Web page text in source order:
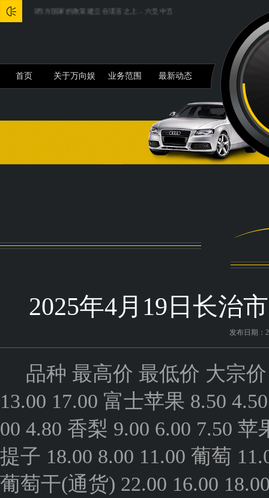
美和西方国家的政策建立在谎言之上... 六爻中五行生灭十二宫详解... iPhone16e
首页 关于万向娱 业务范围 最新动态
2025年4月19日长治
发布日期：
品种 最高价 最低价 大宗价
13.00 17.00 富士苹果 8.50
00 4.80 香梨 9.00 6.00 7.50 苹
提子 18.00 8.00 11.00 葡萄
葡萄干(通货) 22.00 16.00